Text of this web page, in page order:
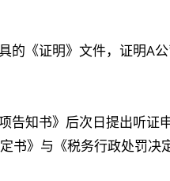
《证明》文件，证明A
告知书》后次日提出听证
书》与《税务行政处罚决